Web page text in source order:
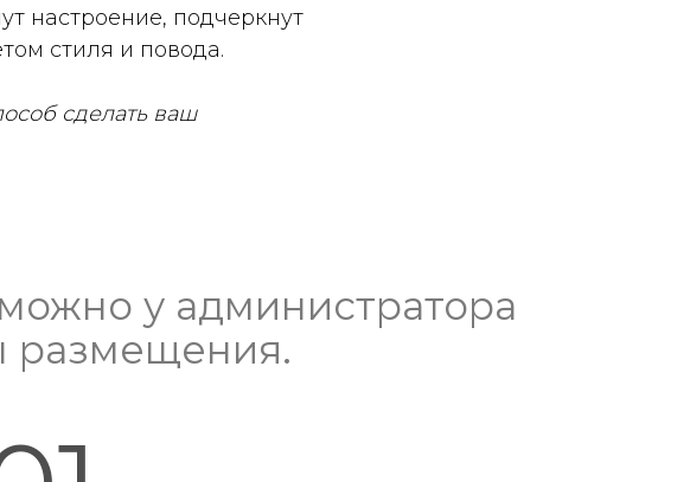
настроение, подчеркнут
стиля и повода.
сделать ваш
у администратора
размещения.